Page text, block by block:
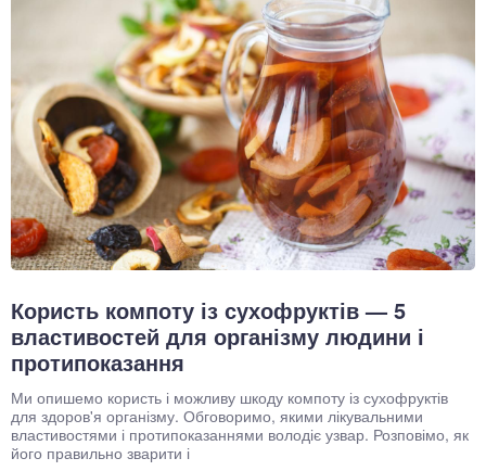
Користь компоту із сухофруктів — 5
властивостей для організму людини і
протипоказання
Ми опишемо користь і можливу шкоду компоту із сухофруктів
для здоров'я організму. Обговоримо, якими лікувальними
властивостями і протипоказаннями володіє узвар. Розповімо, як
його правильно зварити і